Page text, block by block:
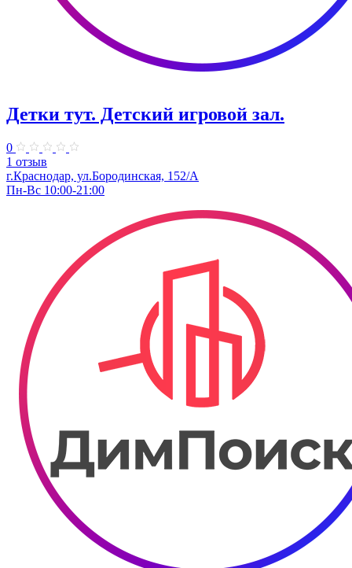
Детки тут. Детский игровой зал.
0
1 отзыв
г.Краснодар, ул.​Бородинская, 152/А
Пн-Вс 10:00-21:00